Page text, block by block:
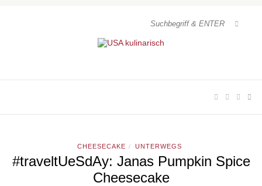
CHEESECAKE / UNTERWEGS
#traveltUeSdAy: Janas Pumpkin Spice
Cheesecake